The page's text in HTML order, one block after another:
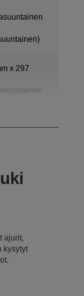
x 297
ajurit,
kysytyt